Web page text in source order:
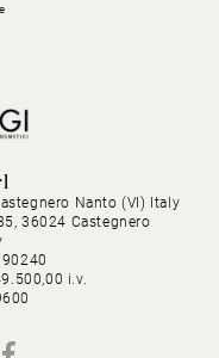
Nanto (VI) Italy
36024 Castegnero
i.v.